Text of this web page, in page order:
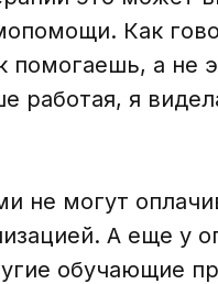
Как
а не
работая, я
не могут
А еще у
обучающие